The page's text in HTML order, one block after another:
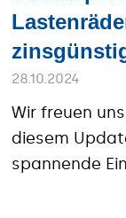
28.10.2024
Wir freuen
diesem
spannende